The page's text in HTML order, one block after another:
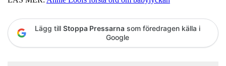
Lägg till Stoppa Pressarna som föredragen källa i
Google